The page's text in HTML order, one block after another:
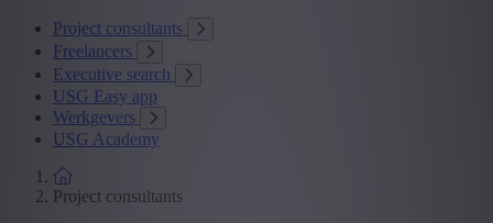
Project consultants
Freelancers
Executive search
USG Easy app
Werkgevers
USG Academy
Project consultants